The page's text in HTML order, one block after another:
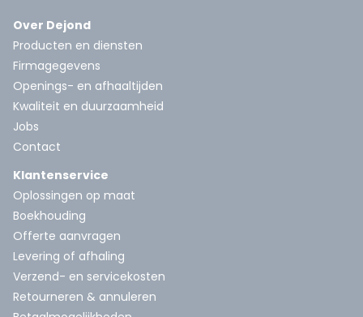
Over Dejond
Producten en diensten
Firmagegevens
Openings- en afhaaltijden
Kwaliteit en duurzaamheid
Jobs
Contact
Klantenservice
Oplossingen op maat
Boekhouding
Offerte aanvragen
Levering of afhaling
Verzend- en servicekosten
Retourneren & annuleren